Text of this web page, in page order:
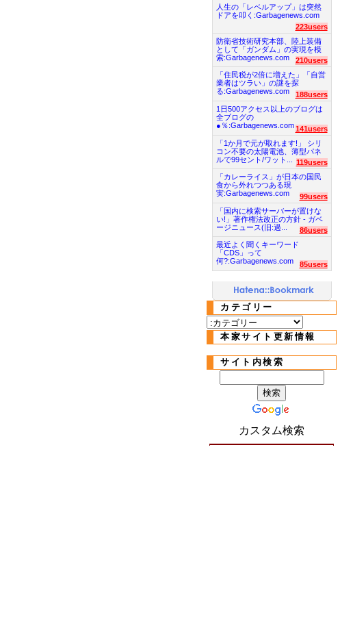
人生の「レベルアップ」は突然
ドアを叩く:Garbagenews.com
223users
防衛省技術研究本部、陸上装備
として「ガンダム」の実現を模
索:Garbagenews.com
210users
「住民税が2倍に増えた」「自営
業者はツラい」の謎を探
る:Garbagenews.com
188users
1日500アクセス以上のブログは
全ブログの
●％:Garbagenews.com 141users
「1か月で元が取れます!」 シリ
コン不要の太陽電池、薄型パネ
ルで99セント/ワット...
119users
「カレーライス」が日本の国民
食から外れつつある現
実:Garbagenews.com
99users
「国内に検索サーバーが置けな
い!」著作権法改正の方針 - ガベ
ージニュース(旧:過...
86users
最近よく聞くキーワード
「CDS」って
何?:Garbagenews.com
85users
カテゴリー
本家サイト更新情報
サイト内検索
カスタム検索